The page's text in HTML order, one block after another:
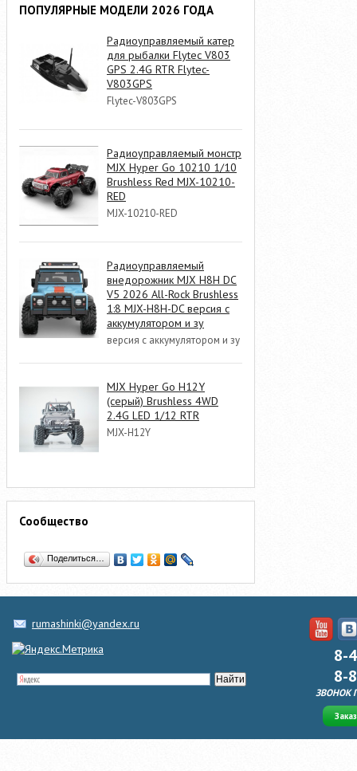
ПОПУЛЯРНЫЕ МОДЕЛИ 2026 ГОДА
Радиоуправляемый катер
для рыбалки Flytec V803
GPS 2.4G RTR Flytec-
V803GPS
Flytec-V803GPS
Радиоуправляемый монстр
MJX Hyper Go 10210 1/10
Brushless Red MJX-10210-
RED
MJX-10210-RED
Радиоуправляемый
внедорожник MJX H8H DC
V5 2026 All-Rock Brushless
1:8 MJX-H8H-DC версия с
аккумулятором и зу
версия с аккумулятором и зу
MJX Hyper Go H12Y
(серый) Brushless 4WD
2.4G LED 1/12 RTR
MJX-H12Y
Сообщество
Поделиться…
rumashinki@yandex.ru
8-
8-
ЗВОНОК